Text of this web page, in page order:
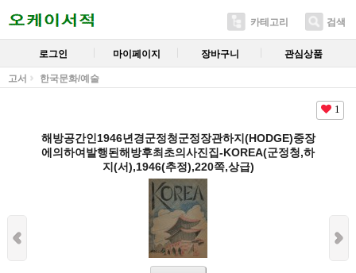
카테고리 검색
로그인 마이페이지 장바구니 관심상품
고서 한국문화/예술
1
해방공간인1946년경군정청군정장관하지(HODGE)중장
에의하여발행된해방후최초의사진집-KOREA(군정청,하
지(서),1946(추정),220쪽,상급)